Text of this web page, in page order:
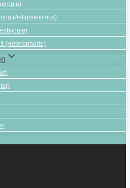
(Astigmatismus)
(Heterophorie)